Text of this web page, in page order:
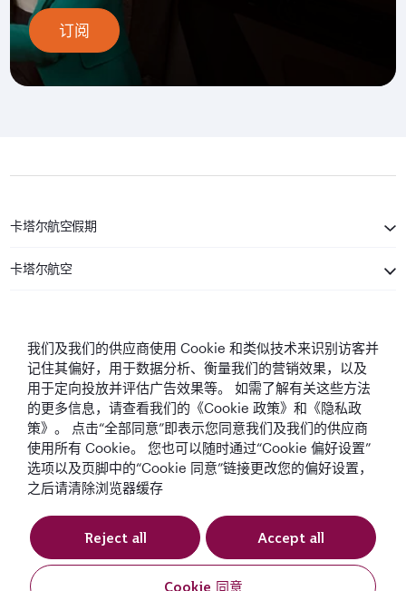
订阅
卡塔尔航空假期
卡塔尔航空
中东最佳航空公司全球最佳航空公司 全球最佳商务舱全球最佳商务舱休
息室
条款与条件 Cookie政策 隐私声明
我们及我们的供应商使用 Cookie 和类似技术来识别访客并
记住其偏好，用于数据分析、衡量我们的营销效果，以及
用于定向投放并评估广告效果等。 如需了解有关这些方法
的更多信息，请查看我们的《Cookie 政策》和《隐私政
策》。 点击“全部同意”即表示您同意我们及我们的供应商
使用所有 Cookie。 您也可以随时通过“Cookie 偏好设置”
选项以及页脚中的“Cookie 同意”链接更改您的偏好设置，
之后请清除浏览器缓存
Cookie 同意
Reject all Accept all